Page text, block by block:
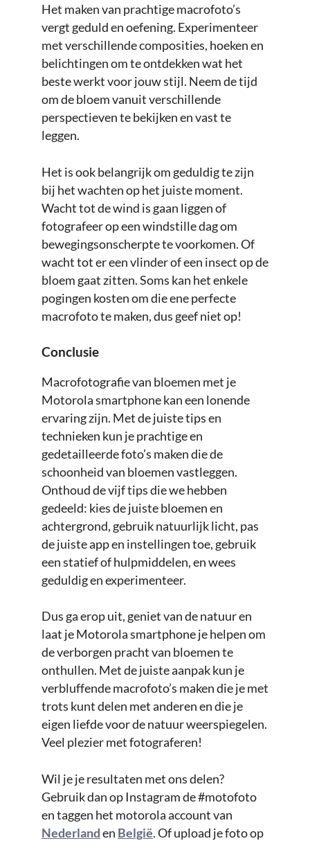
Het maken van prachtige macrofoto’s
vergt geduld en oefening. Experimenteer
met verschillende composities, hoeken en
belichtingen om te ontdekken wat het
beste werkt voor jouw stijl. Neem de tijd
om de bloem vanuit verschillende
perspectieven te bekijken en vast te
leggen.
Het is ook belangrijk om geduldig te zijn
bij het wachten op het juiste moment.
Wacht tot de wind is gaan liggen of
fotografeer op een windstille dag om
bewegingsonscherpte te voorkomen. Of
wacht tot er een vlinder of een insect op de
bloem gaat zitten. Soms kan het enkele
pogingen kosten om die ene perfecte
macrofoto te maken, dus geef niet op!
Conclusie
Macrofotografie van bloemen met je
Motorola smartphone kan een lonende
ervaring zijn. Met de juiste tips en
technieken kun je prachtige en
gedetailleerde foto’s maken die de
schoonheid van bloemen vastleggen.
Onthoud de vijf tips die we hebben
gedeeld: kies de juiste bloemen en
achtergrond, gebruik natuurlijk licht, pas
de juiste app en instellingen toe, gebruik
een statief of hulpmiddelen, en wees
geduldig en experimenteer.
Dus ga erop uit, geniet van de natuur en
laat je Motorola smartphone je helpen om
de verborgen pracht van bloemen te
onthullen. Met de juiste aanpak kun je
verbluffende macrofoto’s maken die je met
trots kunt delen met anderen en die je
eigen liefde voor de natuur weerspiegelen.
Veel plezier met fotograferen!
Wil je je resultaten met ons delen?
Gebruik dan op Instagram de #motofoto
en taggen het motorola account van
Nederlanden België. Of upload je foto op